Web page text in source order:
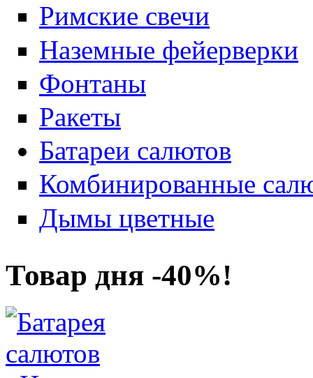
Римские свечи
Наземные фейерверки
Фонтаны
Ракеты
Батареи салютов
Комбинированные
Дымы цветные
Товар дня -40%!